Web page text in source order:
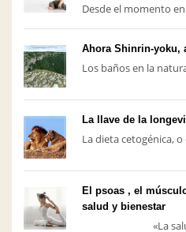
Desde el momento
Ahora Shinrin-yoku,
Los baños en la
La llave de la
La dieta cetogénica,
El psoas , el
salud y bienestar
«La salud